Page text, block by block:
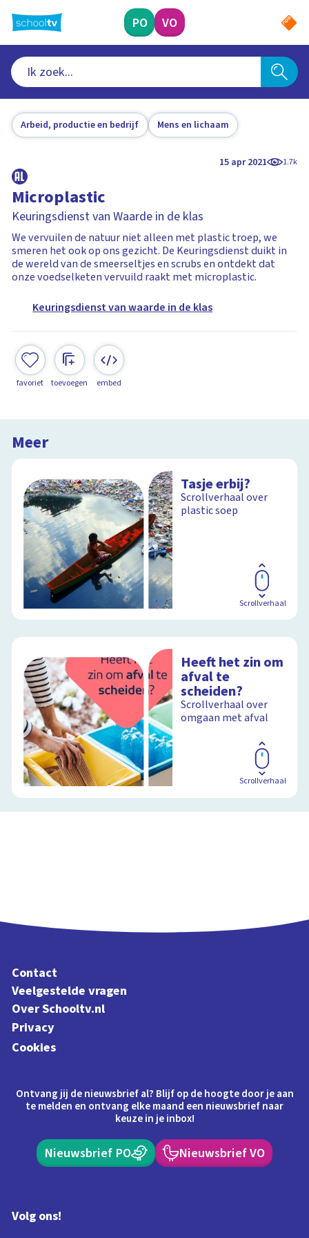
naar
hoofdinhoud
PO VO
Arbeid, productie en bedrijf Mens en lichaam
15 apr 2021 1.7k
Microplastic
Keuringsdienst van Waarde in de klas
We vervuilen de natuur niet alleen met plastic troep, we
smeren het ook op ons gezicht. De Keuringsdienst duikt in
de wereld van de smeerseltjes en scrubs en ontdekt dat
onze voedselketen vervuild raakt met microplastic.
Keuringsdienst van waarde in de klas
favoriet toevoegen embed
Meer
Tasje erbij?
Scrollverhaal over
plastic soep
Scrollverhaal
Heeft het zin om
afval te
scheiden?
Scrollverhaal over
omgaan met afval
Scrollverhaal
Contact
Veelgestelde vragen
Over Schooltv.nl
Privacy
Cookies
Ontvang jij de nieuwsbrief al? Blijf op de hoogte door je aan
te melden en ontvang elke maand een nieuwsbrief naar
keuze in je inbox!
Nieuwsbrief PO Nieuwsbrief VO
Volg ons!